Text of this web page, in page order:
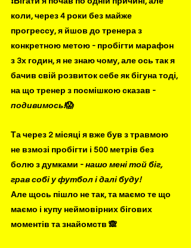
коли, через 4 роки без майже
прогрессу, я йшов до тренера з
конкретною метою - пробігти марафон
з 3х годин, я не знаю чому, але ось так я
бачив свій розвиток себе як бігуна тоді,
на що тренер з посмішкою сказав -
подивимось!😱
Та через 2 місяці я вже був з травмою
не взмозі пробігти і 500 метрів без
болю з думками - нашо мені той біг,
грав собі у футбол і далі буду!
Але щось пішло не так, та маємо те що
маємо і купу неймовірних бігових
моментів та знайомств 🙈